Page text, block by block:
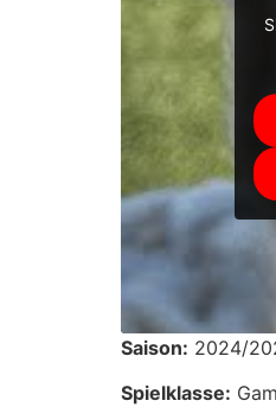
Saison: 2024/
Spielklasse: